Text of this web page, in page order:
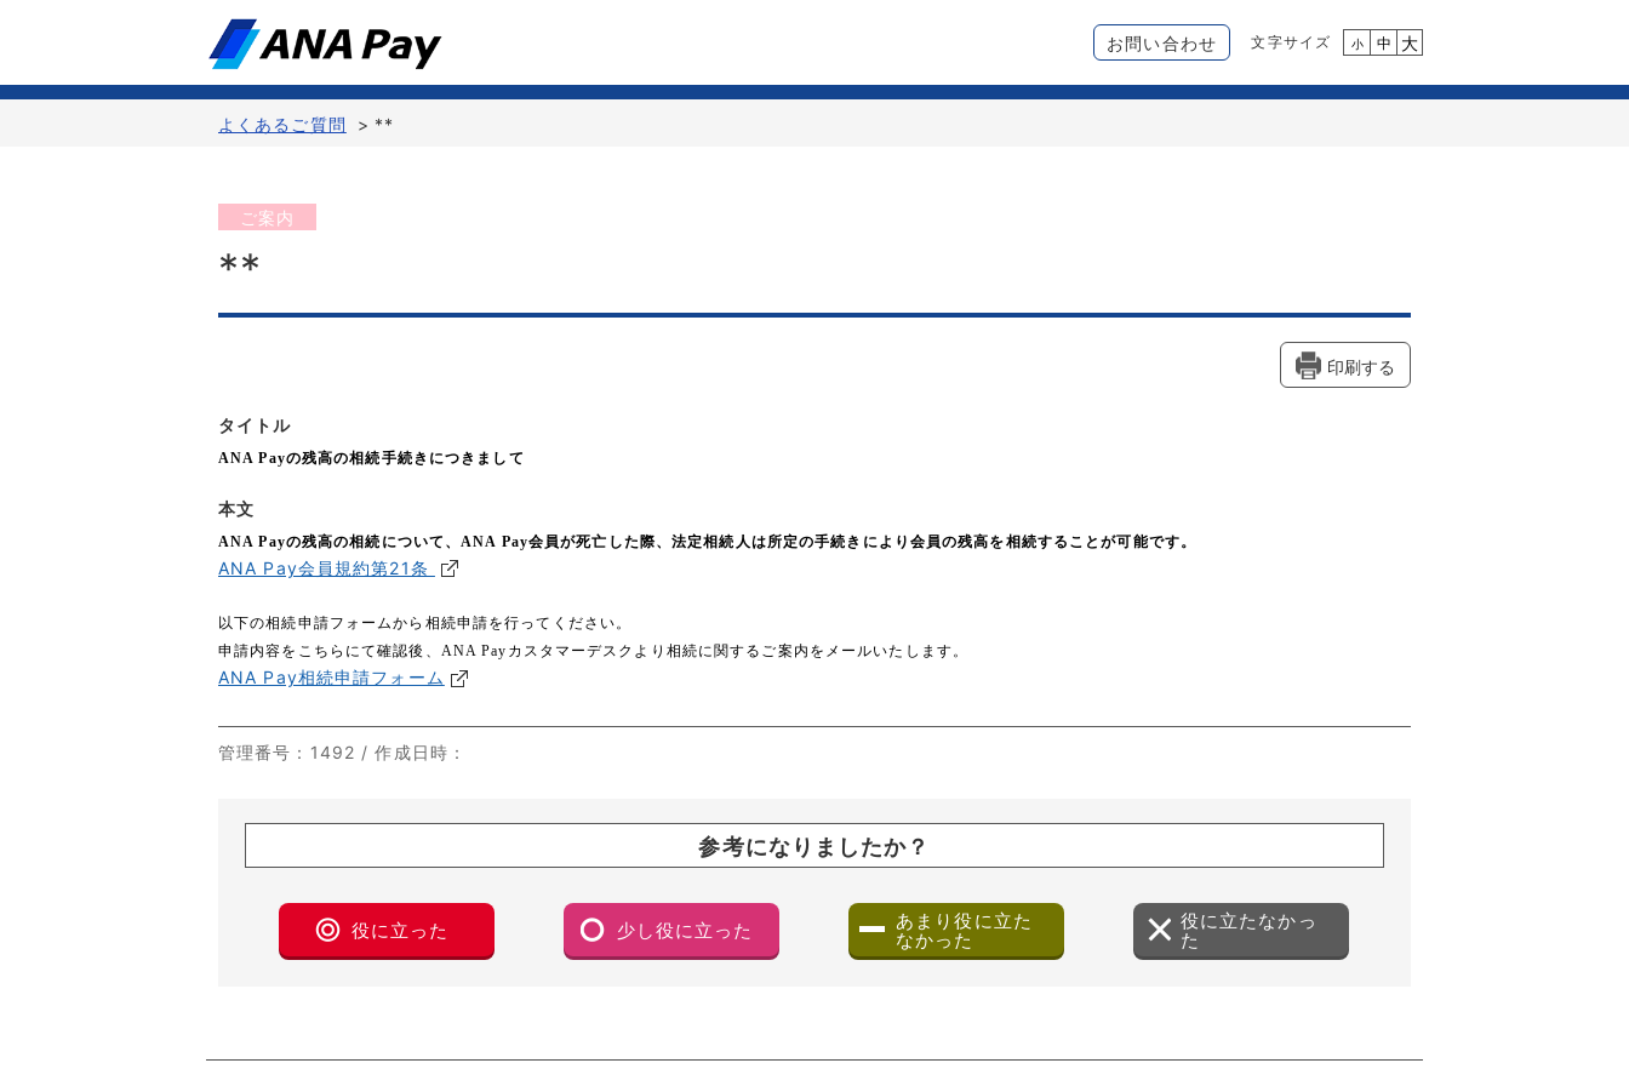
お問い合わせ 文字サイズ 小 中 大
よくあるご質問 > **
ご案内
**
印刷する
タイトル
ANA Payの残高の相続手続きにつきまして
本文
ANA Payの残高の相続について、ANA Pay会員が死亡した際、法定相続人は所定の手続きにより会員の残高を相続することが可能です。
ANA Pay会員規約第21条
以下の相続申請フォームから相続申請を行ってください。
申請内容をこちらにて確認後、ANA Payカスタマーデスクより相続に関するご案内をメールいたします。
ANA Pay相続申請フォーム
管理番号 ：1492 /作成日時 ：
参考になりましたか？
役に立った 少し役に立った
あまり役に立た
なかった
役に立たなかっ
た